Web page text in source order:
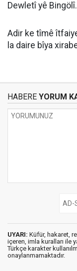
Dewletî yê Bingölî.
Adir ke tîmê
la daire bîya
HABERE YORUM
UYARI: Küfür, hakaret,
içeren, imla kuralları ile
Türkçe karakter
onaylanmamaktadır.